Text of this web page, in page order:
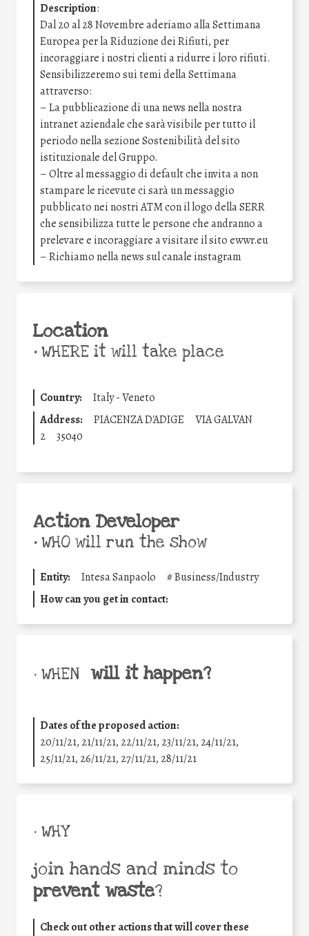
Description:
Dal 20 al 28 Novembre aderiamo alla Settimana
Europea per la Riduzione dei Rifiuti, per
incoraggiare i nostri clienti a ridurre i loro rifiuti.
Sensibilizzeremo sui temi della Settimana
attraverso:
– La pubblicazione di una news nella nostra
intranet aziendale che sarà visibile per tutto il
periodo nella sezione Sostenibilità del sito
istituzionale del Gruppo.
– Oltre al messaggio di default che invita a non
stampare le ricevute ci sarà un messaggio
pubblicato nei nostri ATM con il logo della SERR
che sensibilizza tutte le persone che andranno a
prelevare e incoraggiare a visitare il sito ewwr.eu
– Richiamo nella news sul canale instagram
Location
•WHERE it will take place
Country:
Italy - Veneto
Address:
PIACENZA D'ADIGE
VIA GALVAN
2
35040
Action Developer
•WHO will run the show
Entity: Intesa Sanpaolo #Business/Industry
How can you get in contact:
• WHEN will it happen?
Dates of the proposed action:
20/11/21, 21/11/21, 22/11/21, 23/11/21, 24/11/21,
25/11/21, 26/11/21, 27/11/21, 28/11/21
• WHY
join hands and minds to
prevent waste?
Check out other actions that will cover these